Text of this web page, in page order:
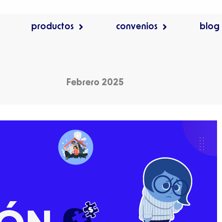
productos convenios blog
Febrero 2025